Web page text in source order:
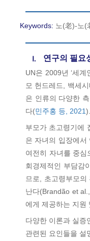
Keywords: 노(老)-노(
Ⅰ. 연구의 필요
UN은 2009년 ‘세
모 헌드레드, 백세
은 인류의 다양한
다(민주홍 등, 2021
부모가 초고령기에
은 자녀의 입장에
여전히 자녀를 중
회경제적인 부담감
므로, 초고령부모
난다(Brandão et
에게 제공하는 지원
다양한 이론과 실증
관련된 요인들을 설